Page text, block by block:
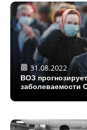
31.08.2022
ВОЗ
заболеваемости